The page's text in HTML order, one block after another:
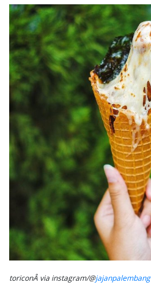
toriconÂ via instagram/@jajanpalembang